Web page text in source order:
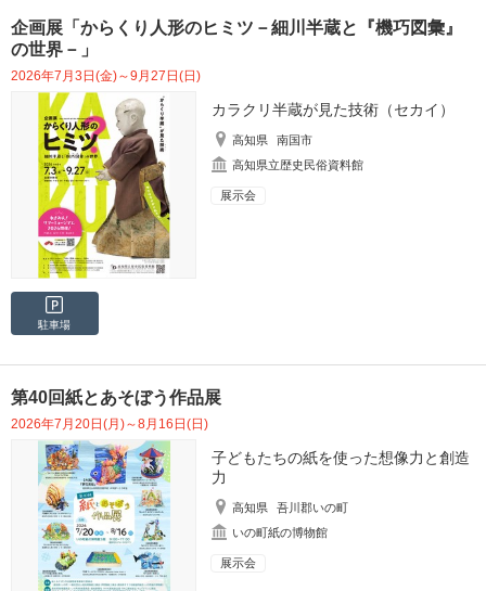
企画展「からくり人形のヒミツ－細川半蔵と『機巧図彙』
の世界－」
2026年7月3日(金)～9月27日(日)
カラクリ半蔵が見た技術（セカイ）
高知県
南国市
高知県立歴史民俗資料館
展示会
駐車場
第40回紙とあそぼう作品展
2026年7月20日(月)～8月16日(日)
子どもたちの紙を使った想像力と創造
力
高知県
吾川郡いの町
いの町紙の博物館
展示会